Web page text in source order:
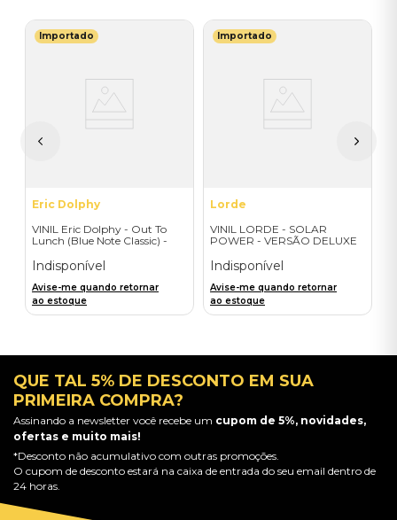
Importado
Eric Dolphy
VINIL Eric Dolphy - Out To
Lunch (Blue Note Classic) -
Indisponível
Avise-me quando retornar
ao estoque
Importado
Lorde
VINIL LORDE - SOLAR
POWER - VERSÃO DELUXE
Indisponível
Avise-me quando retornar
ao estoque
QUE TAL 5% DE DESCONTO EM SUA
PRIMEIRA COMPRA?
Assinando a newsletter você recebe um cupom de 5%, novidades,
ofertas e muito mais!
*Desconto não acumulativo com outras promoções.
O cupom de desconto estará na caixa de entrada do seu email dentro de
24 horas.